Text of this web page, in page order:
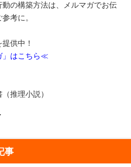
の構築方法は、メルマガでお伝
考に。
供中！
」はこちら≪
理小説）
事